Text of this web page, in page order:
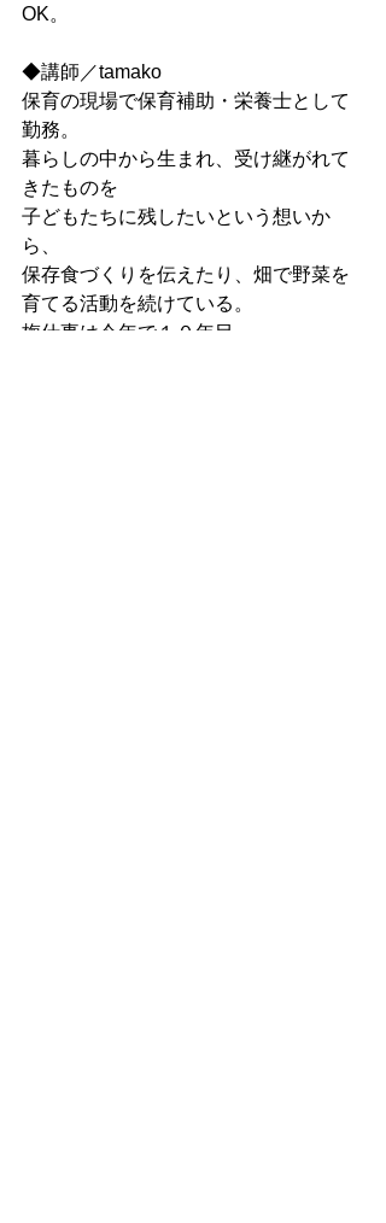
OK。
◆講師／tamako
保育の現場で保育補助・栄養士として
勤務。
暮らしの中から生まれ、受け継がれて
きたものを
子どもたちに残したいという想いか
ら、
保存食づくりを伝えたり、畑で野菜を
育てる活動を続けている。
梅仕事は今年で１０年目。